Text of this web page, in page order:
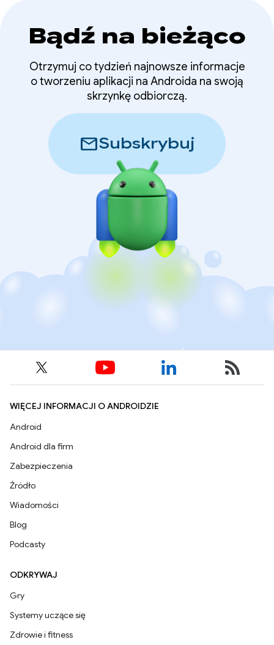
Bądź na bieżąco
Otrzymuj co tydzień najnowsze informacje
o tworzeniu aplikacji na Androida na swoją
skrzynkę odbiorczą.
mailSubskrybuj
WIĘCEJ INFORMACJI O ANDROIDZIE
Android
Android dla firm
Zabezpieczenia
Źródło
Wiadomości
Blog
Podcasty
ODKRYWAJ
Gry
Systemy uczące się
Zdrowie i fitness